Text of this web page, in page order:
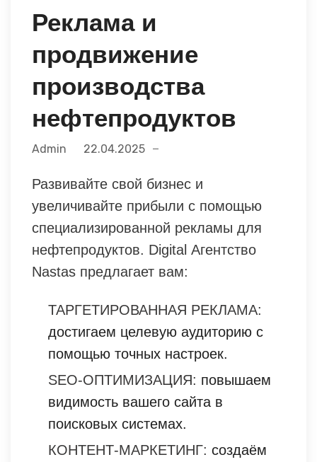
Реклама и
продвижение
производства
нефтепродуктов
Admin 22.04.2025
Развивайте свой бизнес и
увеличивайте прибыли с помощью
специализированной рекламы для
нефтепродуктов. Digital Агентство
Nastas предлагает вам:
ТАРГЕТИРОВАННАЯ РЕКЛАМА:
достигаем целевую аудиторию с
помощью точных настроек.
SEO-ОПТИМИЗАЦИЯ: повышаем
видимость вашего сайта в
поисковых системах.
КОНТЕНТ-МАРКЕТИНГ: создаём